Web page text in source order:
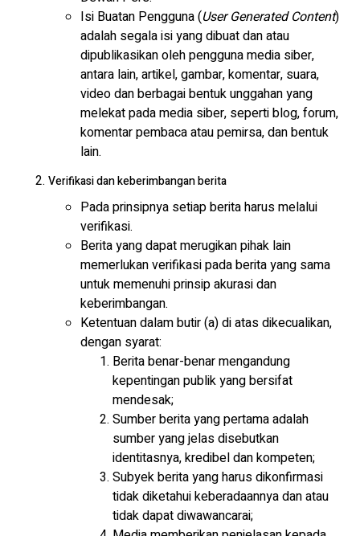
Isi Buatan Pengguna (User Generated Content)
adalah segala isi yang dibuat dan atau
dipublikasikan oleh pengguna media siber,
antara lain, artikel, gambar, komentar, suara,
video dan berbagai bentuk unggahan yang
melekat pada media siber, seperti blog, forum,
komentar pembaca atau pemirsa, dan bentuk
lain.
Verifikasi dan keberimbangan berita
Pada prinsipnya setiap berita harus melalui
verifikasi.
Berita yang dapat merugikan pihak lain
memerlukan verifikasi pada berita yang sama
untuk memenuhi prinsip akurasi dan
keberimbangan.
Ketentuan dalam butir (a) di atas dikecualikan,
dengan syarat:
Berita benar-benar mengandung
kepentingan publik yang bersifat
mendesak;
Sumber berita yang pertama adalah
sumber yang jelas disebutkan
identitasnya, kredibel dan kompeten;
Subyek berita yang harus dikonfirmasi
tidak diketahui keberadaannya dan atau
tidak dapat diwawancarai;